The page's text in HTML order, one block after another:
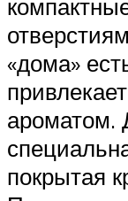
«дома»
ароматом.
покрытая